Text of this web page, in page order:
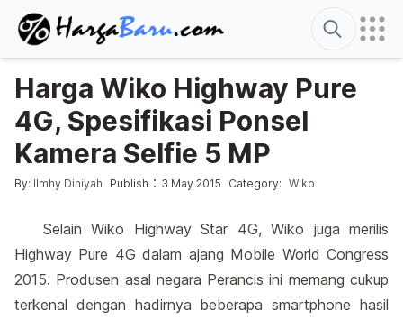
Search
Harga Wiko Highway Pure
4G, Spesifikasi Ponsel
Kamera Selfie 5 MP
Posted by
By: Ilmhy Diniyah Publish : 3 May 2015 Posted in
Category: Wiko
Selain Wiko Highway Star 4G, Wiko juga merilis
Highway Pure 4G dalam ajang Mobile World Congress
2015. Produsen asal negara Perancis ini memang cukup
terkenal dengan hadirnya beberapa smartphone hasil